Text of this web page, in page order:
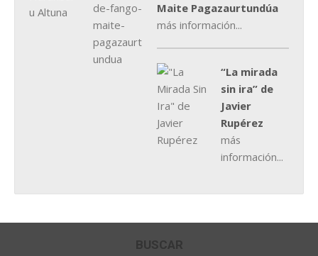
Maite Pagazaurtundúa
más información...
“La mirada
sin ira” de
Javier
Rupérez
más
información...
BUSCAR